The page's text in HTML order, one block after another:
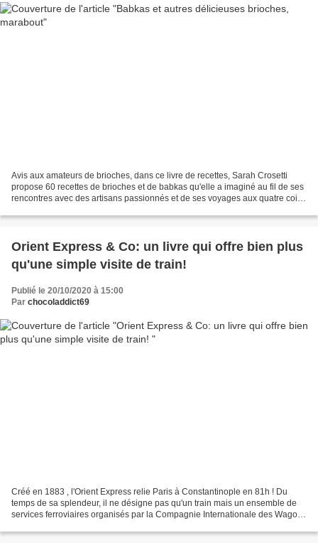
Avis aux amateurs de brioches, dans ce livre de recettes, Sarah Crosetti
propose 60 recettes de brioches et de babkas qu'elle a imaginé au fil de ses
rencontres avec des artisans passionnés et de ses voyages aux quatre coins
Orient Express & Co: un livre qui offre bien plus
qu'une simple visite de train!
Publié le 20/10/2020 à 15:00
Par chocoladdict69
Créé en 1883 , l'Orient Express relie Paris à Constantinople en 81h ! Du
temps de sa splendeur, il ne désigne pas qu'un train mais un ensemble de
services ferroviaires organisés par la Compagnie Internationale des Wagons